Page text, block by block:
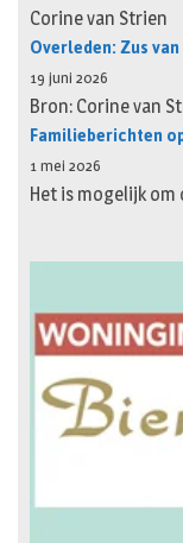
Corine van Strien
Overleden: Zus
19 juni 2026
Bron: Corine van
Familieberichten
1 mei 2026
Het is mogelijk